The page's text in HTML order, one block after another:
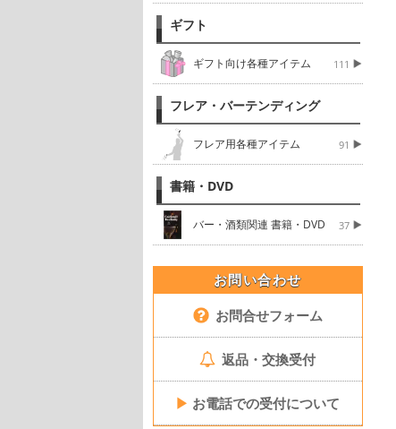
ギフト
ギフト向け各種アイテム 111
フレア・バーテンディング
フレア用各種アイテム 91
書籍・DVD
バー・酒類関連 書籍・DVD 37
お問い合わせ
お問合せフォーム
返品・交換受付
▶ お電話での受付について